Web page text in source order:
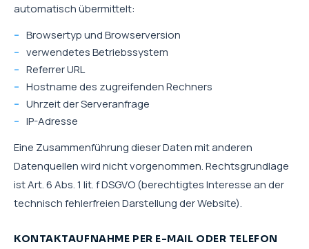
automatisch übermittelt:
Browsertyp und Browserversion
verwendetes Betriebssystem
Referrer URL
Hostname des zugreifenden Rechners
Uhrzeit der Serveranfrage
IP-Adresse
Eine Zusammenführung dieser Daten mit anderen
Datenquellen wird nicht vorgenommen. Rechtsgrundlage
ist Art. 6 Abs. 1 lit. f DSGVO (berechtigtes Interesse an der
technisch fehlerfreien Darstellung der Website).
KONTAKTAUFNAHME PER E-MAIL ODER TELEFON